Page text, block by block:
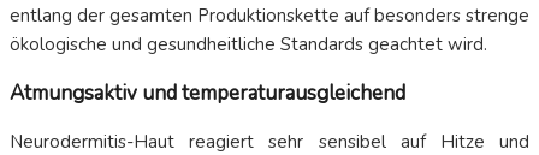
entlang der gesamten Produktionskette auf besonders strenge
ökologische und gesundheitliche Standards geachtet wird.
Atmungsaktiv und temperaturausgleichend
Neurodermitis-Haut reagiert sehr sensibel auf Hitze und